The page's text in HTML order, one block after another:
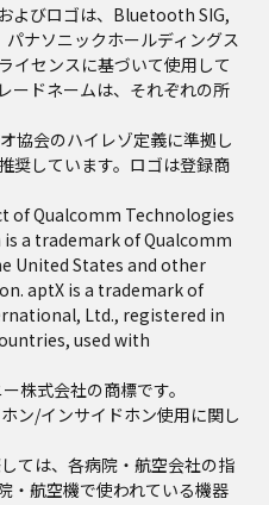
よびロゴは、Bluetooth SIG,
ナソニックホールディングス
イセンスに基づいて使用して
ードネームは、それぞれの所
協会のハイレゾ定義に準拠し
奨しています。ロゴは登録商
of Qualcomm Technologies
a trademark of Qualcomm
United States and other
aptX is a trademark of
Ltd., registered in
used with
株式会社の商標です。
ン/インサイドホン使用に関し
ては、各病院・航空会社の指
・航空機で使われている機器